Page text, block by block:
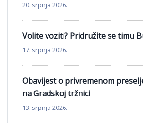
20. srpnja 2026.
Volite voziti? Pridružite se timu
17. srpnja 2026.
Obavijest o privremenom
na Gradskoj tržnici
13. srpnja 2026.